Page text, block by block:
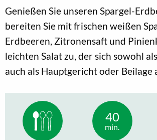
Genießen Sie unseren Spargel-
bereiten Sie mit frischen weißen
Erdbeeren, Zitronensaft und
leichten Salat zu, der sich sowohl
auch als Hauptgericht oder Beilage
40
min.